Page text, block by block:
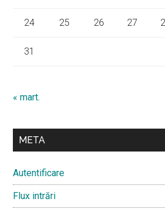
24 25 26 27
31
« mart.
META
Autentificare
Flux intrări